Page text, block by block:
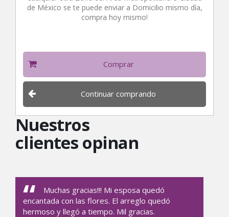
de México se te puede enviar a Domicilio mismo día,
compra hoy mismo!
Comprar
Continuar comprando
Nuestros
clientes opinan
Muchas gracias!!! Mi esposa quedó
encantada con las flores. El arreglo quedó
hermoso y llegó a tiempo. Mil gracias.